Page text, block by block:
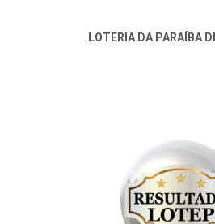
LOTERIA DA PARAÍBA